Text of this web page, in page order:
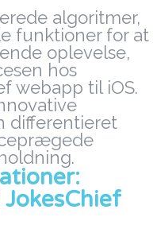
algoritmer,
funktioner for at
oplevelse,
hos
webapp til iOS.
differentieret